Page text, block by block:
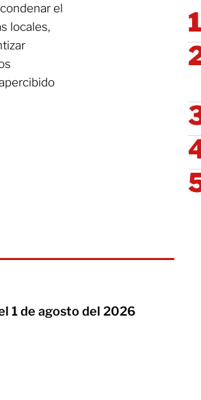
el
locales,
1 de agosto del 2026